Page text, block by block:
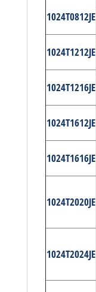
1024T0812JE
1024T1212JE
1024T1216JE
1024T1612JE
1024T1616JE
1024T2020JE
1024T2024JE